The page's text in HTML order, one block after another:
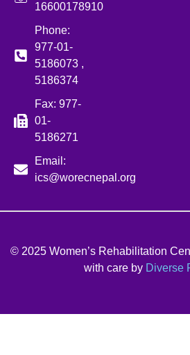
16600178910
Phone:
977-01-
5186073 ,
5186374
Fax: 977-
01-
5186271
Email:
ics@worecnepal.org
© 2025 Women’s Rehabilitation
with care by Diverse